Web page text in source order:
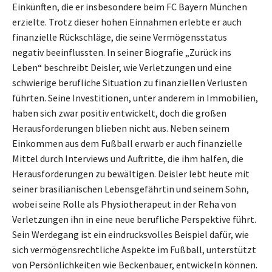
Einkünften, die er insbesondere beim FC Bayern München
erzielte. Trotz dieser hohen Einnahmen erlebte er auch
finanzielle Rückschläge, die seine Vermögensstatus
negativ beeinflussten. In seiner Biografie „Zurück ins
Leben“ beschreibt Deisler, wie Verletzungen und eine
schwierige berufliche Situation zu finanziellen Verlusten
führten. Seine Investitionen, unter anderem in Immobilien,
haben sich zwar positiv entwickelt, doch die großen
Herausforderungen blieben nicht aus. Neben seinem
Einkommen aus dem Fußball erwarb er auch finanzielle
Mittel durch Interviews und Auftritte, die ihm halfen, die
Herausforderungen zu bewältigen. Deisler lebt heute mit
seiner brasilianischen Lebensgefährtin und seinem Sohn,
wobei seine Rolle als Physiotherapeut in der Reha von
Verletzungen ihn in eine neue berufliche Perspektive führt.
Sein Werdegang ist ein eindrucksvolles Beispiel dafür, wie
sich vermögensrechtliche Aspekte im Fußball, unterstützt
von Persönlichkeiten wie Beckenbauer, entwickeln können.